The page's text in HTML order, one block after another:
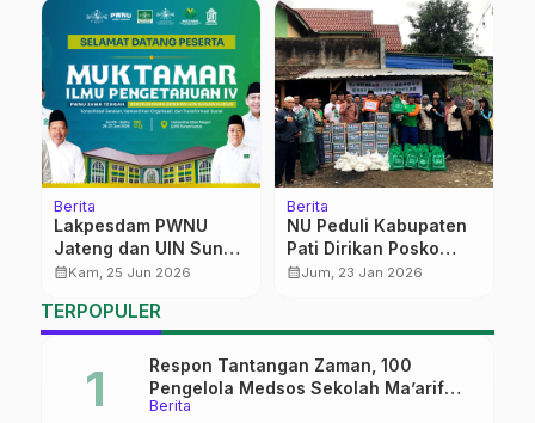
Berita
Lakpesdam PWNU
Jateng dan UIN Sunan
Kudus Gelar Muktamar
Soroti Peran Strategis
NU di Era Demokrasi
calendar_monthKam, 25 Jun 2026
Berita
NU Peduli Kabupaten
Pati Dirikan Posko
Kesehatan untuk
calendar_monthJum, 23 Jan 2026
TERPOPULER
Berita
Respon Tantangan Zaman, 100
Pengelola Medsos Sekolah Ma’arif
Pekalongan Ikuti Pelatihan Literasi